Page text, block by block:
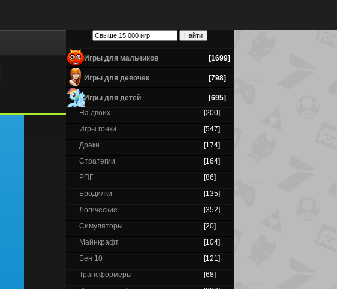
Игры для мальчиков [1699]
Игры для девочек [798]
Игры для детей
[695]
На двоих
[200]
Игры гонки
[547]
Драки
[174]
Стратегии
[164]
РПГ
[86]
Бродилки
[135]
Логические
[352]
Симуляторы
[20]
Майнкрафт
[104]
Бен 10
[121]
Трансформеры
[68]